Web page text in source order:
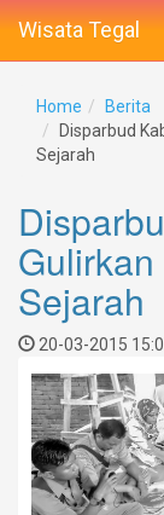
Wisata Tegal
Home
Berita
Disparbud
Sejarah
Sejarah
20-03-2015